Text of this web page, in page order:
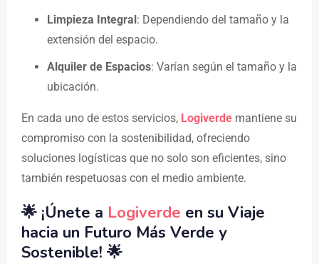
Limpieza Integral: Dependiendo del tamaño y la
extensión del espacio.
Alquiler de Espacios: Varían según el tamaño y la
ubicación.
En cada uno de estos servicios, Logiverde mantiene su
compromiso con la sostenibilidad, ofreciendo
soluciones logísticas que no solo son eficientes, sino
también respetuosas con el medio ambiente.
🌟 ¡Únete a Logiverde en su Viaje
hacia un Futuro Más Verde y
Sostenible! 🌟